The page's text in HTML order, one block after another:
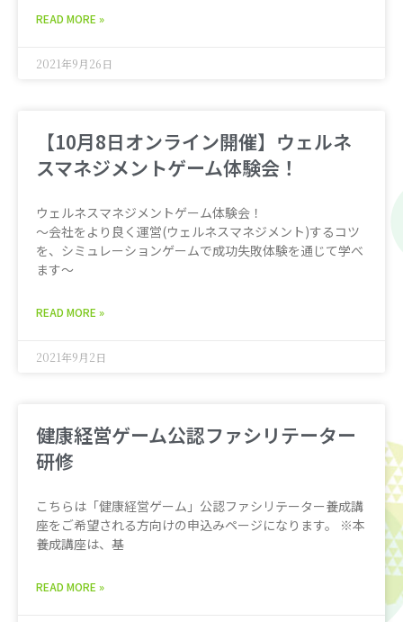
READ MORE »
2021年9月26日
【10月8日オンライン開催】ウェルネ
スマネジメントゲーム体験会！
ウェルネスマネジメントゲーム体験会！
〜会社をより良く運営(ウェルネスマネジメント)するコツ
を、シミュレーションゲームで成功失敗体験を通じて学べ
ます〜
READ MORE »
2021年9月2日
健康経営ゲーム公認ファシリテーター
研修
こちらは「健康経営ゲーム」公認ファシリテーター養成講
座をご希望される方向けの申込みページになります。 ※本
養成講座は、基
READ MORE »